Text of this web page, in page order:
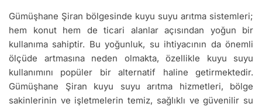
Gümüşhane Şiran bölgesinde kuyu suyu arıtma sistemleri;
hem konut hem de ticari alanlar açısından yoğun bir
kullanıma sahiptir. Bu yoğunluk, su ihtiyacının da önemli
ölçüde artmasına neden olmakta, özellikle kuyu suyu
kullanımını popüler bir alternatif haline getirmektedir.
Gümüşhane Şiran kuyu suyu arıtma hizmetleri, bölge
sakinlerinin ve işletmelerin temiz, sağlıklı ve güvenilir su